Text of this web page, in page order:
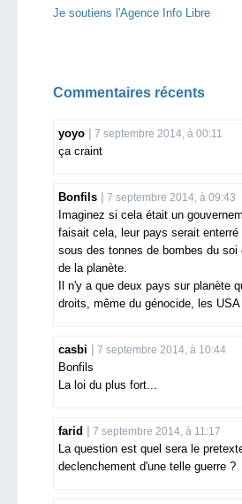
Je soutiens l'Agence Info Libre
Commentaires récents
yoyo 7 septembre 2014, à 00:11
ça craint
Bonfils 7 septembre 2014, à 09:43
Imaginez si cela était un
faisait cela, leur pays serait enterré
sous des tonnes de bombes du soi
de la planète.
Il n'y a que deux pays sur planète
droits, même du génocide, les USA
casbi 7 septembre 2014, à 10:44
Bonfils
La loi du plus fort...
farid 7 septembre 2014, à 11:17
La question est quel sera le
declenchement d'une telle guerre ?